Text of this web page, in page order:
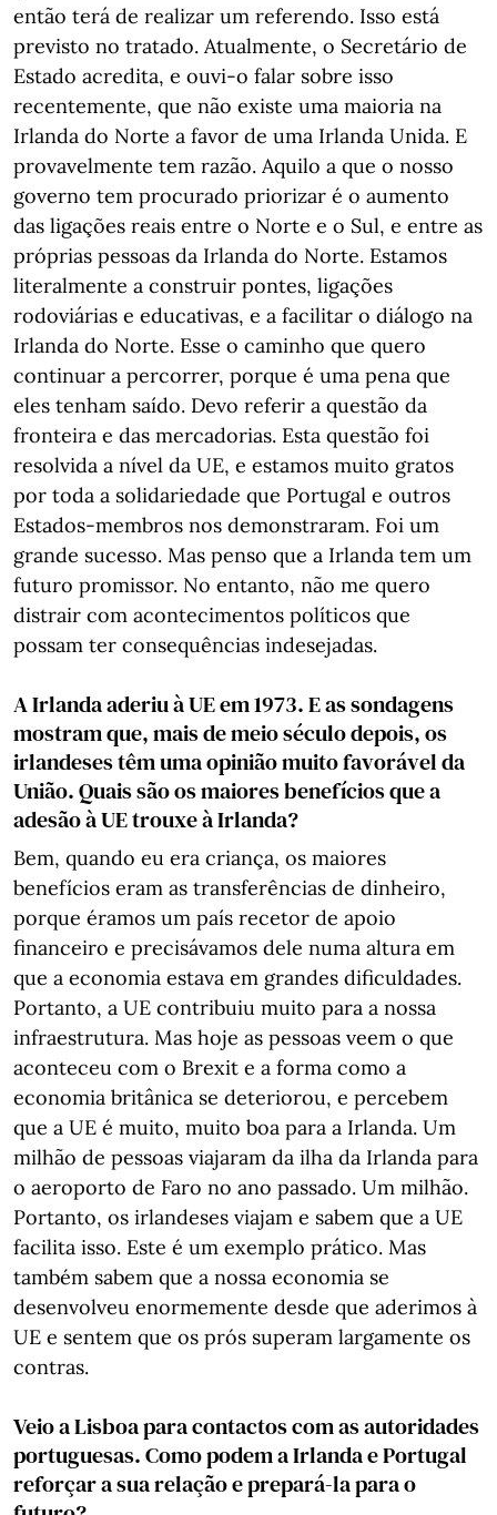
então terá de realizar um referendo. Isso está
previsto no tratado. Atualmente, o Secretário de
Estado acredita, e ouvi-o falar sobre isso
recentemente, que não existe uma maioria na
Irlanda do Norte a favor de uma Irlanda Unida. E
provavelmente tem razão. Aquilo a que o nosso
governo tem procurado priorizar é o aumento
das ligações reais entre o Norte e o Sul, e entre as
próprias pessoas da Irlanda do Norte. Estamos
literalmente a construir pontes, ligações
rodoviárias e educativas, e a facilitar o diálogo na
Irlanda do Norte. Esse o caminho que quero
continuar a percorrer, porque é uma pena que
eles tenham saído. Devo referir a questão da
fronteira e das mercadorias. Esta questão foi
resolvida a nível da UE, e estamos muito gratos
por toda a solidariedade que Portugal e outros
Estados-membros nos demonstraram. Foi um
grande sucesso. Mas penso que a Irlanda tem um
futuro promissor. No entanto, não me quero
distrair com acontecimentos políticos que
possam ter consequências indesejadas.
A Irlanda aderiu à UE em 1973. E as sondagens
mostram que, mais de meio século depois, os
irlandeses têm uma opinião muito favorável da
União. Quais são os maiores benefícios que a
adesão à UE trouxe à Irlanda?
Bem, quando eu era criança, os maiores
benefícios eram as transferências de dinheiro,
porque éramos um país recetor de apoio
financeiro e precisávamos dele numa altura em
que a economia estava em grandes dificuldades.
Portanto, a UE contribuiu muito para a nossa
infraestrutura. Mas hoje as pessoas veem o que
aconteceu com o Brexit e a forma como a
economia britânica se deteriorou, e percebem
que a UE é muito, muito boa para a Irlanda. Um
milhão de pessoas viajaram da ilha da Irlanda para
o aeroporto de Faro no ano passado. Um milhão.
Portanto, os irlandeses viajam e sabem que a UE
facilita isso. Este é um exemplo prático. Mas
também sabem que a nossa economia se
desenvolveu enormemente desde que aderimos à
UE e sentem que os prós superam largamente os
contras.
Veio a Lisboa para contactos com as autoridades
portuguesas. Como podem a Irlanda e Portugal
reforçar a sua relação e prepará-la para o